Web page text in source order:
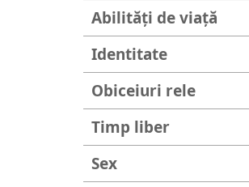
Abilități de viață
Identitate
Obiceiuri rele
Timp liber
Sex